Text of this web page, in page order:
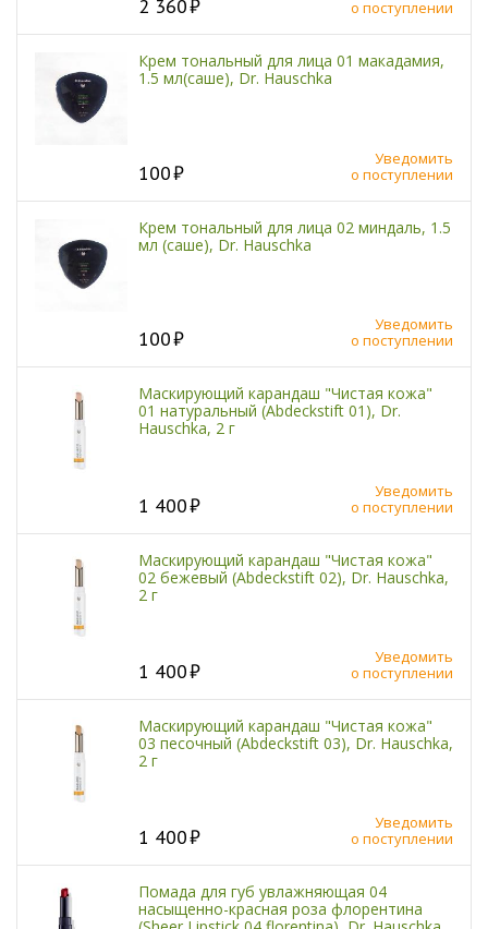
2 360
о поступлении
Крем тональный для лица 01 макадамия,
1.5 мл(саше), Dr. Hauschka
100
Уведомить
о поступлении
Крем тональный для лица 02 миндаль, 1.5
мл (саше), Dr. Hauschka
100
Уведомить
о поступлении
Маскирующий карандаш "Чистая кожа"
01 натуральный (Abdeckstift 01), Dr.
Hauschka, 2 г
1 400
Уведомить
о поступлении
Маскирующий карандаш "Чистая кожа"
02 бежевый (Abdeckstift 02), Dr. Hauschka,
2 г
1 400
Уведомить
о поступлении
Маскирующий карандаш "Чистая кожа"
03 песочный (Abdeckstift 03), Dr. Hauschka,
2 г
1 400
Уведомить
о поступлении
Помада для губ увлажняющая 04
насыщенно-красная роза флорентина